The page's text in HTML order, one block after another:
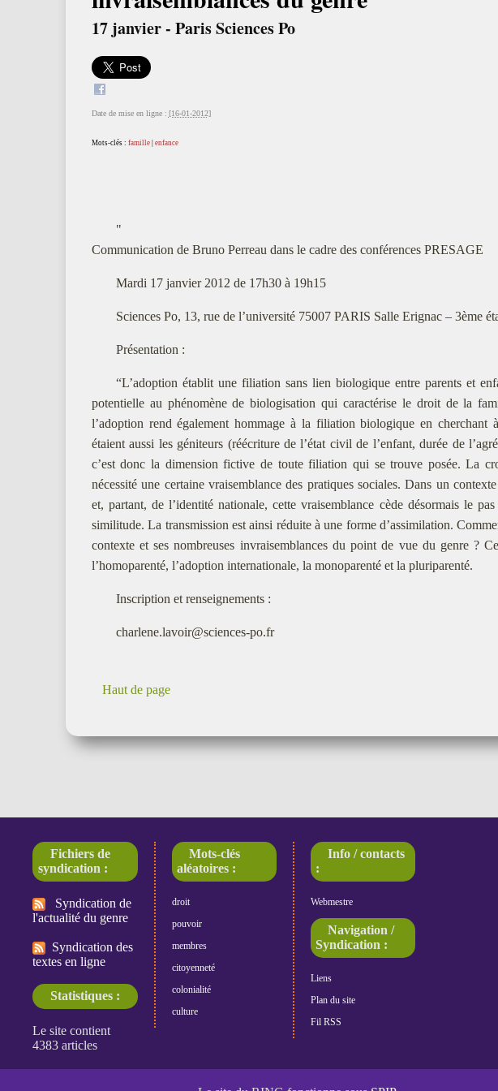
17 janvier - Paris Sciences Po
Date de mise en ligne : [16-01-2012]
Mots-clés : famille| enfance
"
Communication de Bruno Perreau dans le cadre des conférences PRESAGE
Mardi 17 janvier 2012 de 17h30 à 19h15
Sciences Po, 13, rue de l’université 75007 PARIS Salle Erignac – 3ème
Présentation :
“L’adoption établit une filiation sans lien biologique entre parents et
potentielle au phénomène de biologisation qui caractérise le droit de la
l’adoption rend également hommage à la filiation biologique en
étaient aussi les géniteurs (réécriture de l’état civil de l’enfant, durée de
c’est donc la dimension fictive de toute filiation qui se trouve posée. La
nécessité une certaine vraisemblance des pratiques sociales. Dans un
et, partant, de l’identité nationale, cette vraisemblance cède désormais le
similitude. La transmission est ainsi réduite à une forme d’assimilation.
contexte et ses nombreuses invraisemblances du point de vue du genre ?
l’homoparenté, l’adoption internationale, la monoparenté et la pluriparenté.
Inscription et renseignements :
charlene.lavoir@sciences-po.fr
Haut de page
Fichiers de
syndication :
Syndication de
l'actualité du genre
Syndication des
textes en ligne
Statistiques :
Mots-clés
aléatoires :
droit
pouvoir
membres
citoyenneté
colonialité
culture
Info / contacts
:
Webmestre
Navigation /
Syndication :
Liens
Plan du site
Fil RSS